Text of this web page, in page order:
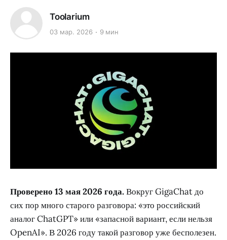
Toolarium
03 мар. 2026 9 мин
Проверено 13 мая 2026 года.Вокруг GigaChat до
сих пор много старого разговора: «это российский
аналог ChatGPT» или «запасной вариант, если нельзя
OpenAI». В 2026 году такой разговор уже бесполезен.